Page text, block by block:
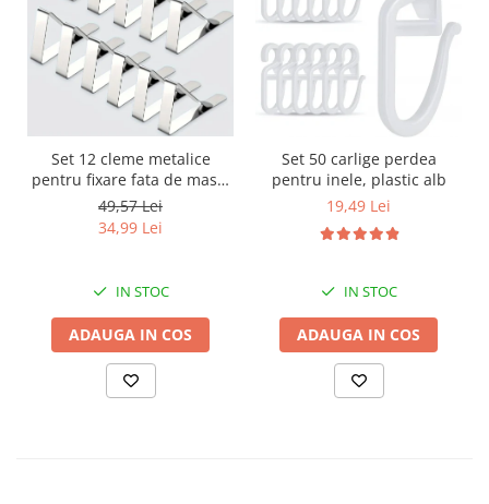
Set 12 cleme metalice
pentru fixare fata de masa,
7.2x4.6x1.2 cm, accesoriu
Horeca, pentru restaurante,
cafenele, terase, hoteluri
49,57 Lei
34,99 Lei
IN STOC
ADAUGA IN COS
Set 50 carlige perdea
pentru inele, plastic alb
19,49 Lei
IN STOC
ADAUGA IN COS